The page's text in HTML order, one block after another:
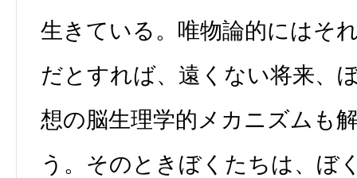
生きている。唯物論的にはそ
だとすれば、遠くない将来、
想の脳生理学的メカニズムも
う。そのときぼくたちは、ぼ